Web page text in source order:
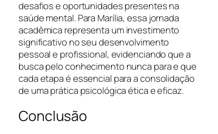
desafios e oportunidades presentes na
saúde mental. Para Marília, essa jornada
acadêmica representa um investimento
significativo no seu desenvolvimento
pessoal e profissional, evidenciando que a
busca pelo conhecimento nunca para e que
cada etapa é essencial para a consolidação
de uma prática psicológica ética e eficaz.
Conclusão